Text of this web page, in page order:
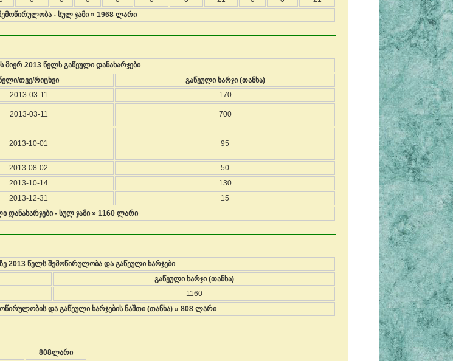
- სულ ჯამი » 1968 ლარი
მიერ 2013 წელს გაწეული დანახარჯები
თვე/რიცხვი
გაწეული ხარჯი (თანხა)
2013-03-11
170
2013-03-11 700
2013-10-01 95
2013-08-02
50
2013-10-14
130
2013-12-31
15
დანახარჯები - სულ ჯამი » 1160 ლარი
2013 წელს შემოწირულობა და გაწეული ხარჯები
გაწეული ხარჯი (თანხა)
1160
და გაწეული ხარჯების ნაშთი (თანხა) » 808 ლარი
808ლარი